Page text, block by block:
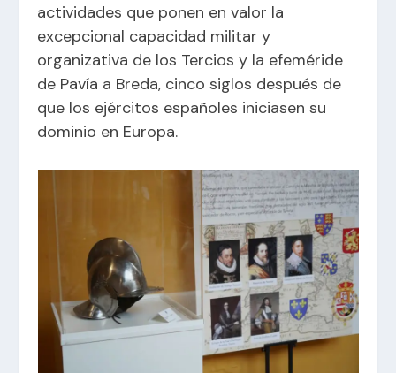
actividades que ponen en valor la
excepcional capacidad militar y
organizativa de los Tercios y la efeméride
de Pavía a Breda, cinco siglos después de
que los ejércitos españoles iniciasen su
dominio en Europa.